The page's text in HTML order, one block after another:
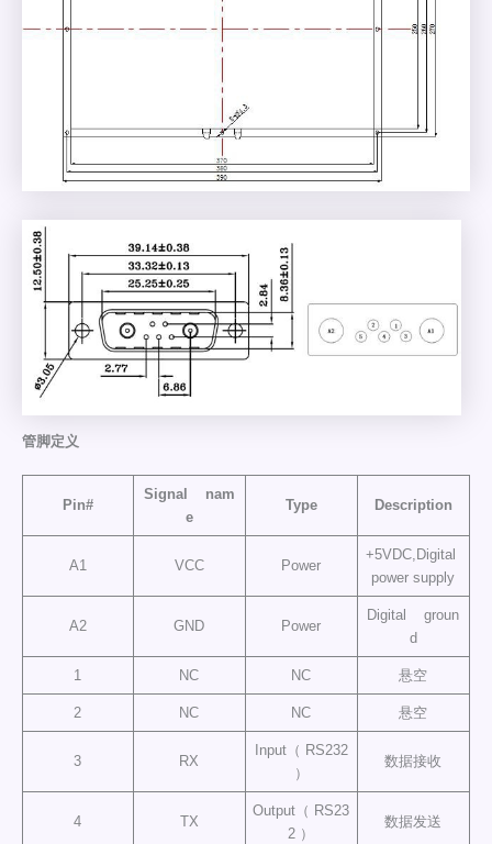
管脚定义
Pin#
Signal nam
e
Type Description
A1 VCC Power
+5VDC,Digital
power supply
A2 GND Power
Digital groun
d
1 NC NC 悬空
2 NC NC 悬空
3 RX
Input（ RS232
）
数据接收
4 TX
Output（ RS23
2 ）
数据发送